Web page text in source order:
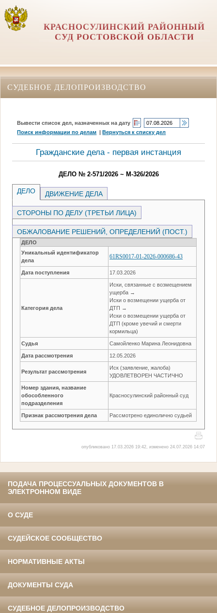
КРАСНОСУЛИНСКИЙ РАЙОННЫЙ
СУД РОСТОВСКОЙ ОБЛАСТИ
СУДЕБНОЕ ДЕЛОПРОИЗВОДСТВО
Вывести список дел, назначенных на дату
Поиск информации по делам |Вернуться к списку дел
Гражданские дела - первая инстанция
ДЕЛО № 2-571/2026 ~ М-326/2026
ДЕЛО ДВИЖЕНИЕ ДЕЛА
СТОРОНЫ ПО ДЕЛУ (ТРЕТЬИ ЛИЦА)
ОБЖАЛОВАНИЕ РЕШЕНИЙ, ОПРЕДЕЛЕНИЙ (ПОСТ.)
ДЕЛО
Уникальный идентификатор
дела
61RS0017-01-2026-000686-43
Дата поступления 17.03.2026
Категория дела
Иски, связанные с возмещением
ущерба →
Иски о возмещении ущерба от
ДТП →
Иски о возмещении ущерба от
ДТП (кроме увечий и смерти
кормильца)
Судья Самойленко Марина Леонидовна
Дата рассмотрения 12.05.2026
Результат рассмотрения
Иск (заявление, жалоба)
УДОВЛЕТВОРЕН ЧАСТИЧНО
Номер здания, название
обособленного
подразделения
Красносулинский районный суд
Признак рассмотрения дела Рассмотрено единолично судьей
опубликовано 17.03.2026 19:42, изменено 24.07.2026 14:07
ПОДАЧА ПРОЦЕССУАЛЬНЫХ ДОКУМЕНТОВ В
ЭЛЕКТРОННОМ ВИДЕ
О СУДЕ
СУДЕЙСКОЕ СООБЩЕСТВО
НОРМАТИВНЫЕ АКТЫ
ДОКУМЕНТЫ СУДА
СУДЕБНОЕ ДЕЛОПРОИЗВОДСТВО